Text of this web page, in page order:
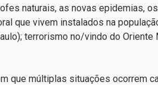
naturais, as novas epidemias,
que vivem instalados na
terrorismo no/vindo do
que múltiplas situações ocorrem